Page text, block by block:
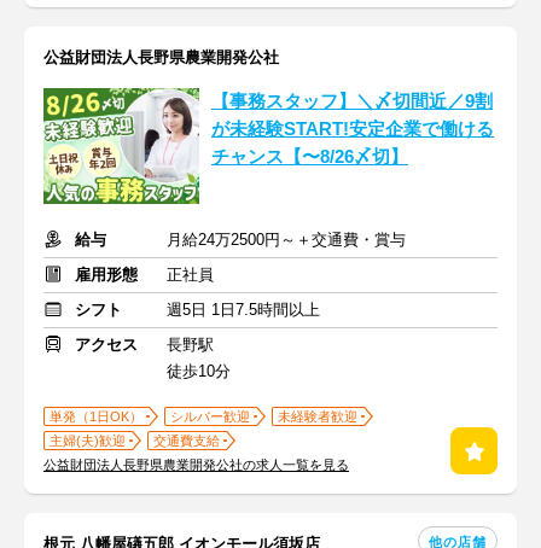
公益財団法人長野県農業開発公社
【事務スタッフ】＼〆切間近／9割
が未経験START!安定企業で働ける
チャンス【〜8/26〆切】
給与
月給24万2500円～＋交通費・賞与
雇用形態
正社員
シフト
週5日 1日7.5時間以上
アクセス
長野駅
徒歩10分
単発（1日OK） シルバー歓迎
未経験者歓迎
主婦(夫)歓迎
交通費支給
公益財団法人長野県農業開発公社の求人一覧を見る
根元 八幡屋礒五郎 イオンモール須坂店 他の店舗